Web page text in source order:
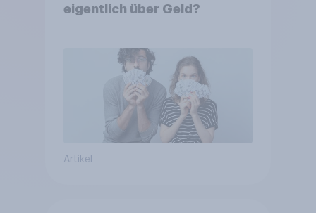
eigentlich über Geld?
Artikel